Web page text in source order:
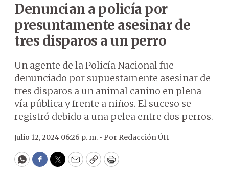
Denuncian a policía por
presuntamente asesinar de
tres disparos a un perro
Un agente de la Policía Nacional fue
denunciado por supuestamente asesinar de
tres disparos a un animal canino en plena
vía pública y frente a niños. El suceso se
registró debido a una pelea entre dos perros.
Julio 12, 2024 06:26 p. m. • Por Redacción ÚH
WhatsApp
Facebook
Twitter
EmailCopyPrint